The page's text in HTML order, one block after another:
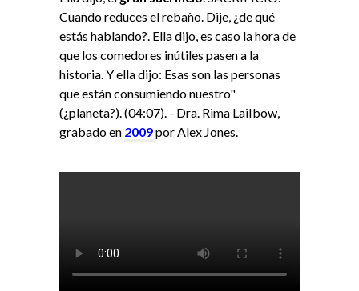
Cuando reduces el rebaño. Dije, ¿de qué
estás hablando?. Ella dijo, es caso la hora de
que los comedores inútiles pasen a la
historia. Y ella dijo: Esas son las personas
que están consumiendo nuestro"
(¿planeta?). (04:07). - Dra. Rima LaiIbow,
grabado en 2009por Alex Jones.